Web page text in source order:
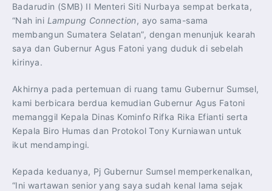
Badarudin (SMB) II Menteri Siti Nurbaya sempat berkata,
“Nah ini Lampung Connection, ayo sama-sama
membangun Sumatera Selatan”, dengan menunjuk kearah
saya dan Gubernur Agus Fatoni yang duduk di sebelah
kirinya.
Akhirnya pada pertemuan di ruang tamu Gubernur Sumsel,
kami berbicara berdua kemudian Gubernur Agus Fatoni
memanggil Kepala Dinas Kominfo Rifka Rika Efianti serta
Kepala Biro Humas dan Protokol Tony Kurniawan untuk
ikut mendampingi.
Kepada keduanya, Pj Gubernur Sumsel memperkenalkan,
“Ini wartawan senior yang saya sudah kenal lama sejak